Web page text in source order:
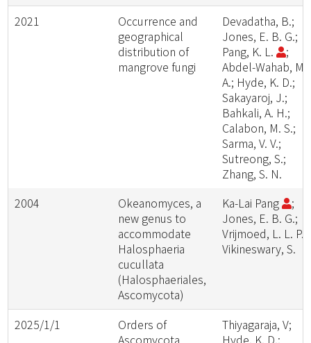
2021
Occurrence and
geographical
distribution of
mangrove fungi
Devadatha, B.;
Jones, E. B. G.;
Pang, K. L.
;
Abdel-Wahab, M.
A.; Hyde, K. D.;
Sakayaroj, J.;
Bahkali, A. H.;
Calabon, M. S.;
Sarma, V. V.;
Sutreong, S.;
Zhang, S. N.
2004
Okeanomyces, a
new genus to
accommodate
Halosphaeria
cucullata
(Halosphaeriales,
Ascomycota)
Ka-Lai Pang
;
Jones, E. B. G.;
Vrijmoed, L. L. P.;
Vikineswary, S.
2025/1/1
Orders of
Ascomycota
Thiyagaraja, V;
Hyde, K. D.;